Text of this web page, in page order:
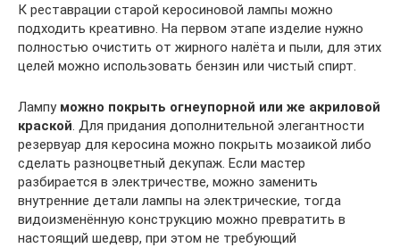
К реставрации старой керосиновой лампы можно
подходить креативно. На первом этапе изделие нужно
полностью очистить от жирного налёта и пыли, для этих
целей можно использовать бензин или чистый спирт.
Лампу можно покрыть огнеупорной или же акриловой
краской. Для придания дополнительной элегантности
резервуар для керосина можно покрыть мозаикой либо
сделать разноцветный декупаж. Если мастер
разбирается в электричестве, можно заменить
внутренние детали лампы на электрические, тогда
видоизменённую конструкцию можно превратить в
настоящий шедевр, при этом не требующий